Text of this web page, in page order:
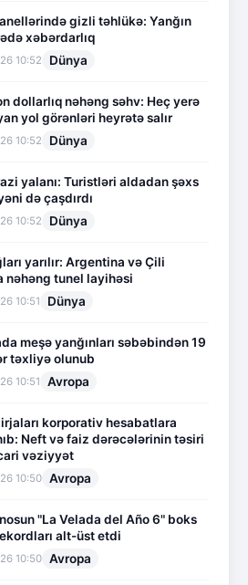
gizli təhlükə: Yanğın
xəbərdarlıq
10:52 Dünya
dollarlıq nəhəng səhv: Heç yerə
yol görənləri heyrətə salır
10:52 Dünya
yalanı: Turistləri aldadan şəxs
də çaşdırdı
10:52 Dünya
yarılır: Argentina və Çili
nəhəng tunel layihəsi
10:51 Dünya
meşə yanğınları səbəbindən 19
təxliyə olunub
10:51 Avropa
korporativ hesabatlara
Neft və faiz dərəcələrinin təsiri
vəziyyət
10:50 Avropa
"La Velada del Año 6" boks
alt-üst etdi
10:50 Avropa